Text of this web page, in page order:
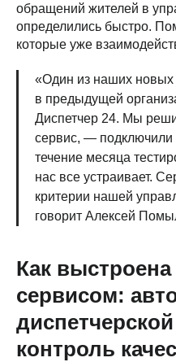
обращений жителей в
определились быстро.
которые уже
«Один из наших новых
в предыдущей
Диспетчер 24. Мы
сервис, — подключили
течение месяца
нас все устраивает.
критерии нашей
говорит Алексей
Как выстроена
сервисом:
контроль